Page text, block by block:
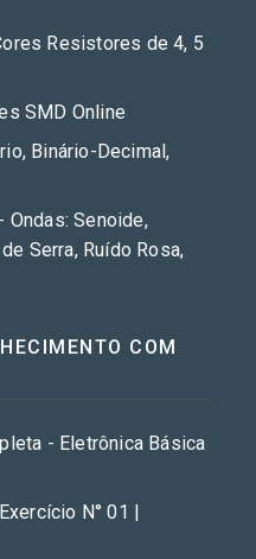
Resistores de 4, 5
SMD Online
Binário-Decimal,
Ondas: Senoide,
Serra, Ruído Rosa,
COM
- Eletrônica Básica
N° 01 |